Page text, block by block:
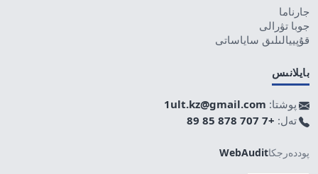
جارناما
جوبا تۋرالى
قۇپييالىلىق ساياساتى
بايلانىس
پوشتا: 1ult.kz@gmail.com
تەل: +7 707 878 85 89
پوددەرجكاWebAudit